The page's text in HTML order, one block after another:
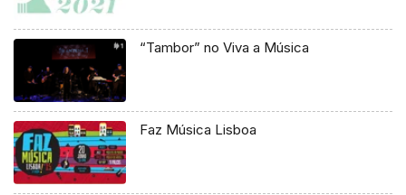
“Tambor” no Viva a Música
Faz Música Lisboa